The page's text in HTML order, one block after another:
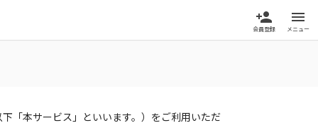
person_add
会員登録
menu
メニュー
「本サービス」といいます。）をご利用いただ